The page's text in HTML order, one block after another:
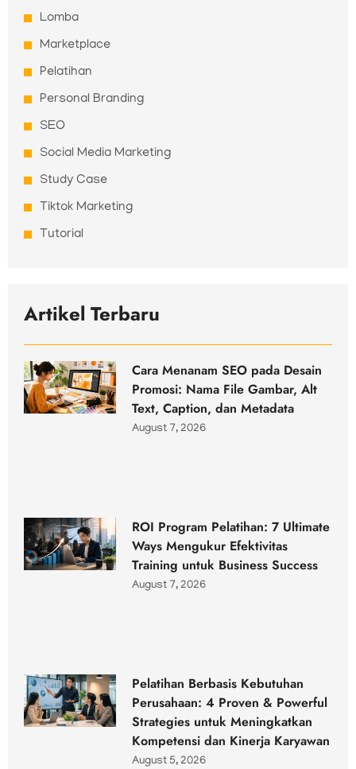
Lomba
Marketplace
Pelatihan
Personal Branding
SEO
Social Media Marketing
Study Case
Tiktok Marketing
Tutorial
Artikel Terbaru
Cara Menanam SEO pada Desain
Promosi: Nama File Gambar, Alt
Text, Caption, dan Metadata
August 7, 2026
ROI Program Pelatihan: 7 Ultimate
Ways Mengukur Efektivitas
Training untuk Business Success
August 7, 2026
Pelatihan Berbasis Kebutuhan
Perusahaan: 4 Proven & Powerful
Strategies untuk Meningkatkan
Kompetensi dan Kinerja Karyawan
August 5, 2026